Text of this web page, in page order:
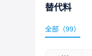
替代料
全部 （99）